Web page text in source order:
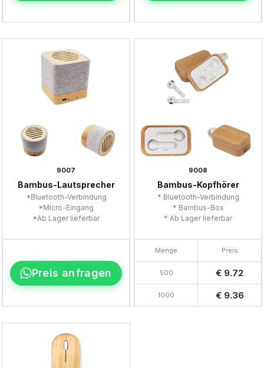
9007
Bambus-Lautsprecher
*Bluetooth-Verbindung
*Micro-Eingang
*Ab Lager lieferbar
Preis anfragen
9008
Bambus-Kopfhörer
* Bluetooth-Verbindung
* Bambus-Box
* Ab Lager lieferbar
Menge Preis
500 € 9.72
1000 € 9.36